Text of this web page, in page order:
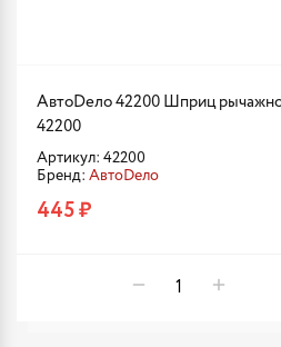
АвтоDело 42200 Шприц
42200
Артикул: 42200
Бренд: АвтоDело
445 ₽